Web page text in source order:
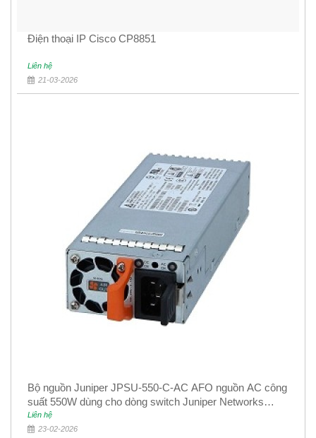
Điện thoại IP Cisco CP8851
Liên hệ
21-03-2026
Bộ nguồn Juniper JPSU-550-C-AC AFO nguồn AC công
suất 550W dùng cho dòng switch Juniper Networks
EX4400
Liên hệ
23-02-2026